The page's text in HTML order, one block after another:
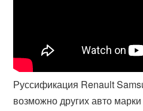
Руссификация Renault
возможно других авто